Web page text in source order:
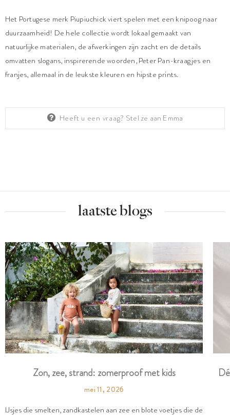
Het Portugese merk Piupiuchick viert spelen met een knipoog naar
duurzaamheid! De hele collectie wordt lokaal gemaakt van
natuurlijke materialen, de afwerkingen zijn zacht en de details
omvatten slogans, inspirerende woorden, Peter Pan-kraagjes en
franjes, allemaal in de leukste kleuren en hipste prints.
Heeft u een vraag? Stel ze aan Emma
laatste blogs
Zon, zee, strand: zomerproof met kids
mei 11, 2026
IJsjes die smelten, zandkastelen aan zee en blote voetjes die de